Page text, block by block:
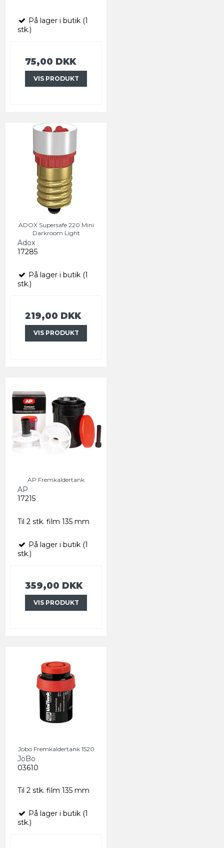
På lager i butik (1
stk.)
75,00 DKK
VIS PRODUKT
ADOX Supersafe 220 Mini
Darkroom Light
Adox
17285
På lager i butik (1
stk.)
219,00 DKK
VIS PRODUKT
AP Fremkaldertank
AP
17215
Til 2 stk. film 135 mm
På lager i butik (1
stk.)
359,00 DKK
VIS PRODUKT
Jobo Fremkaldertank 1520
JoBo
03610
Til 2 stk. film 135 mm
På lager i butik (1
stk.)